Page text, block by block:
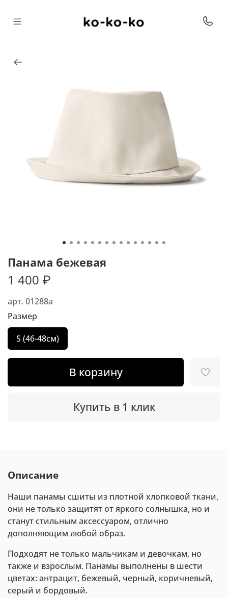
арт. 01288a
Панама бежевая
1 400 ₽
В корзину
Купить в 1 клик
Размер
S (46-48см)
Описание
Наши панамы сшиты из плотной хлопковой ткани,
они не только защитят от яркого солнышка, но и
станут стильным аксессуаром, отлично
дополняющим любой образ.
Подходят не только мальчикам и девочкам, но
также и взрослым. Панамы выполнены в шести
цветах: антрацит, бежевый, черный, коричневый,
серый и бордовый.